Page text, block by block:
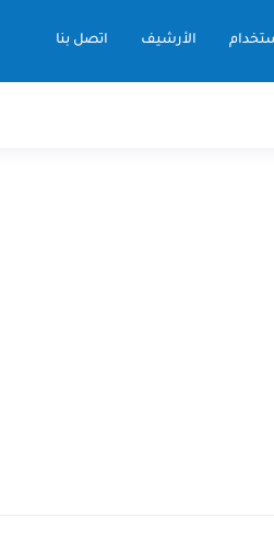
الأرشيف اتصل بنا